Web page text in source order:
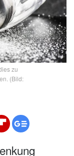
zu
(Bild: